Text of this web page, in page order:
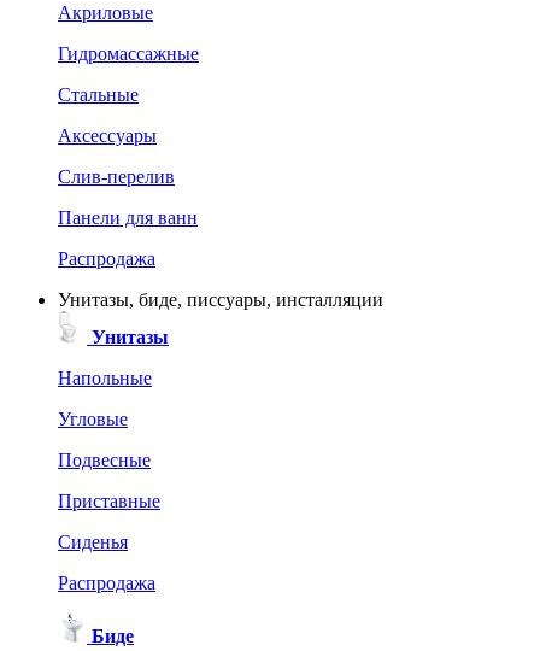
Акриловые
Гидромассажные
Стальные
Аксессуары
Слив-перелив
Панели для ванн
Распродажа
Унитазы, биде, писсуары, инсталляции
Унитазы
Напольные
Угловые
Подвесные
Приставные
Сиденья
Распродажа
Биде